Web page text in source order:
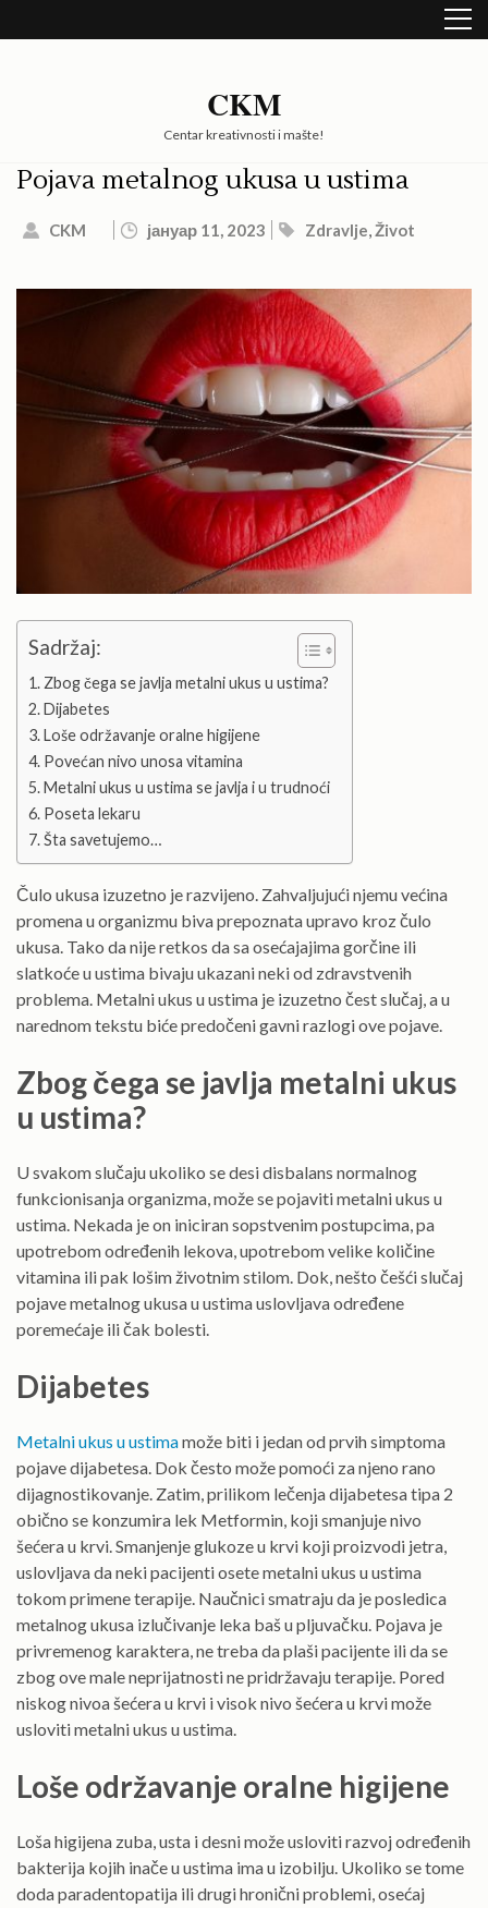
to
CKM
Centar kreativnosti i mašte!
Pojava metalnog ukusa u ustima
CKM јануар 11, 2023 Zdravlje,Život
Sadržaj:
Zbog čega se javlja metalni ukus u ustima?
Dijabetes
Loše održavanje oralne higijene
Povećan nivo unosa vitamina
Metalni ukus u ustima se javlja i u trudnoći
Poseta lekaru
Šta savetujemo…
Čulo ukusa izuzetno je razvijeno. Zahvaljujući njemu većina
promena u organizmu biva prepoznata upravo kroz čulo
ukusa. Tako da nije retkos da sa osećajajima gorčine ili
slatkoće u ustima bivaju ukazani neki od zdravstvenih
problema. Metalni ukus u ustima je izuzetno čest slučaj, a u
narednom tekstu biće predočeni gavni razlogi ove pojave.
Zbog čega se javlja metalni ukus
u ustima?
U svakom slučaju ukoliko se desi disbalans normalnog
funkcionisanja organizma, može se pojaviti metalni ukus u
ustima. Nekada je on iniciran sopstvenim postupcima, pa
upotrebom određenih lekova, upotrebom velike količine
vitamina ili pak lošim životnim stilom. Dok, nešto češći slučaj
pojave metalnog ukusa u ustima uslovljava određene
poremećaje ili čak bolesti.
Dijabetes
Metalni ukus u ustimamože biti i jedan od prvih simptoma
pojave dijabetesa. Dok često može pomoći za njeno rano
dijagnostikovanje. Zatim, prilikom lečenja dijabetesa tipa 2
obično se konzumira lek Metformin, koji smanjuje nivo
šećera u krvi. Smanjenje glukoze u krvi koji proizvodi jetra,
uslovljava da neki pacijenti osete metalni ukus u ustima
tokom primene terapije. Naučnici smatraju da je posledica
metalnog ukusa izlučivanje leka baš u pljuvačku. Pojava je
privremenog karaktera, ne treba da plaši pacijente ili da se
zbog ove male neprijatnosti ne pridržavaju terapije. Pored
niskog nivoa šećera u krvi i visok nivo šećera u krvi može
usloviti metalni ukus u ustima.
Loše održavanje oralne higijene
Loša higijena zuba, usta i desni može usloviti razvoj određenih
bakterija kojih inače u ustima ima u izobilju. Ukoliko se tome
doda paradentopatija ili drugi hronični problemi, osećaj